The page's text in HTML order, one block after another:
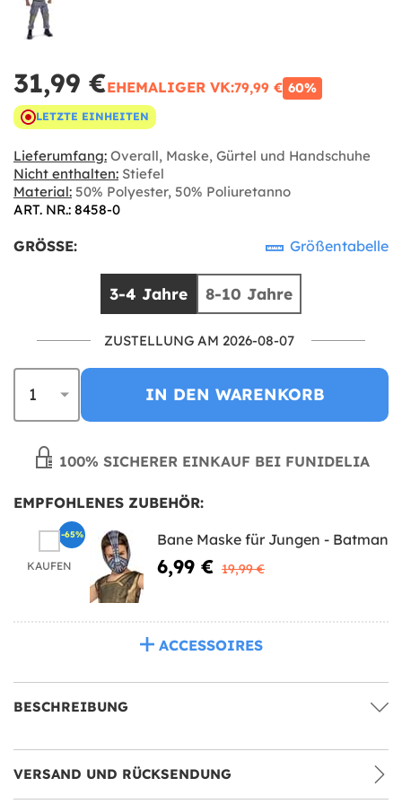
31,99 €EHEMALIGER VK:79,99 € 60%
LETZTE EINHEITEN
Lieferumfang: Overall, Maske, Gürtel und Handschuhe
Nicht enthalten: Stiefel
Material: 50% Polyester, 50% Poliuretanno
ART. NR.: 8458-0
GRÖSSE: Größentabelle
3-4 Jahre 8-10 Jahre
ZUSTELLUNG AM 2026-08-07
IN DEN WARENKORB
100% SICHERER EINKAUF BEI FUNIDELIA
EMPFOHLENES ZUBEHÖR:
KAUFEN
Bane Maske für Jungen - Batman
6,99 € 19,99 €
-65%
ACCESSOIRES
BESCHREIBUNG
VERSAND UND RÜCKSENDUNG